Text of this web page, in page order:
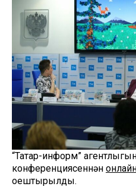
“Татар-информ”
конференциясеннән
оештырылды.